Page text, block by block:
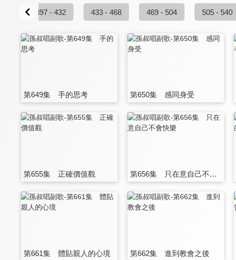
397 - 432 433 - 468 469 - 504 505 - 540
第649集 手的思考 第650集 感同身受
第655集 正確價值觀 第656集 只在意自己不會快樂
第661集 體貼親人的心境 第662集 進到教會之後